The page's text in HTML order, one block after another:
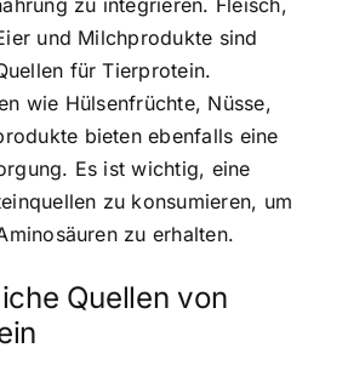
zu integrieren. Fleisch,
und Milchprodukte sind
für Tierprotein.
wie Hülsenfrüchte, Nüsse,
bieten ebenfalls eine
Es ist wichtig, eine
zu konsumieren, um
zu erhalten.
Quellen von